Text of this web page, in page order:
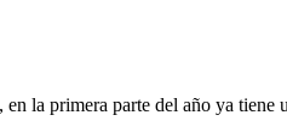
la primera parte del año ya